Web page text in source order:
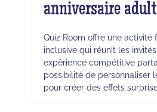
anniversaire
Quiz Room offre une activité
inclusive qui réunit les
expérience compétitive
possibilité de personnaliser
pour créer des effets